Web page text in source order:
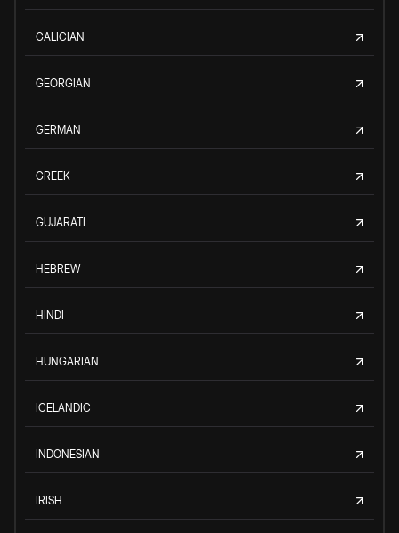
GALICIAN
GEORGIAN
GERMAN
GREEK
GUJARATI
HEBREW
HINDI
HUNGARIAN
ICELANDIC
INDONESIAN
IRISH